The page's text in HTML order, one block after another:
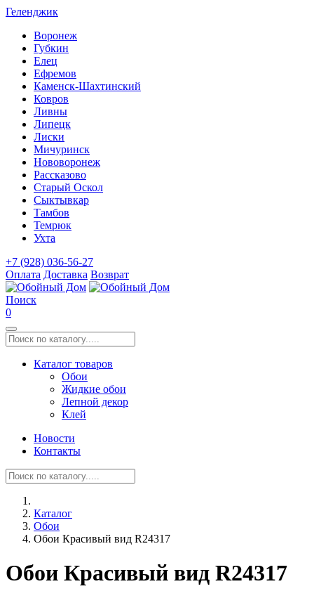
Геленджик
Воронеж
Губкин
Елец
Ефремов
Каменск-Шахтинский
Ковров
Ливны
Липецк
Лиски
Мичуринск
Нововоронеж
Рассказово
Старый Оскол
Сыктывкар
Тамбов
Темрюк
Ухта
+7 (928) 036-56-27
Оплата Доставка Возврат
Поиск
0
Каталог товаров
Обои
Жидкие обои
Лепной декор
Клей
Новости
Контакты
Каталог
Обои
Обои Красивый вид R24317
Обои Красивый вид R24317